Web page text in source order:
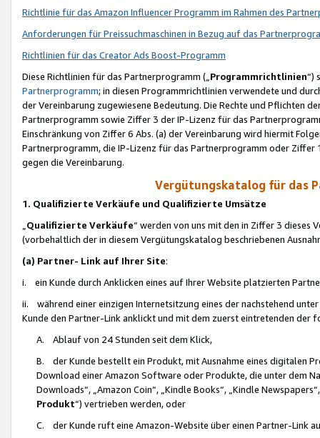
Richtlinie für das Amazon Influencer Programm im Rahmen des
Anforderungen für Preissuchmaschinen in Bezug auf das
Richtlinien für das Creator Ads Boost-Programm
Diese Richtlinien für das Partnerprogramm („Programmrichtlinien“)
Partnerprogramm; in diesen Programmrichtlinien verwendete und
der Vereinbarung zugewiesene Bedeutung. Die Rechte und Pflichten
Partnerprogramm sowie Ziffer 3 der IP-Lizenz für das
Einschränkung von Ziffer 6 Abs. (a) der Vereinbarung wird hiermit
Partnerprogramm, die IP-Lizenz für das Partnerprogramm oder
gegen die Vereinbarung.
Vergütungskatalog für das
1. Qualifizierte Verkäufe und Qualifizierte Umsätze
Qualifizierte Verkäufe“ werden von uns mit den in Ziffer 3
(vorbehaltlich der in diesem Vergütungskatalog beschriebenen
(a) Partner- Link auf Ihrer Site:
i. ein Kunde durch Anklicken eines auf Ihrer Website platzierten
ii. während einer einzigen Internetsitzung eines der nachstehend
Kunde den Partner-Link anklickt und mit dem zuerst eintretenden der
A. Ablauf von 24 Stunden seit dem Klick,
B. der Kunde bestellt ein Produkt, mit Ausnahme eines digitalen
Download einer Amazon Software oder Produkte, die unter dem
Downloads“, „Amazon Coin“, „Kindle Books“, „Kindle
Produkt“) vertrieben werden, oder
C. der Kunde ruft eine Amazon-Website über einen Partner-Link